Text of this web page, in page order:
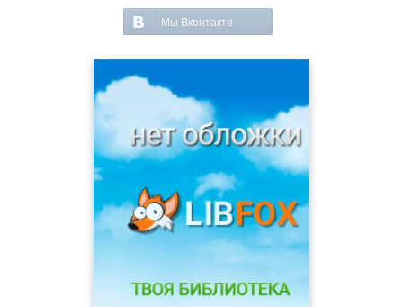
Мы Вконтакте